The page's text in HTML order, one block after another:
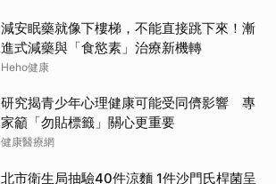
減安眠藥就像下樓梯，不能直接跳下來！漸
進式減藥與「食慾素」治療新機轉
Heho健康
研究揭青少年心理健康可能受同儕影響 專
家籲「勿貼標籤」關心更重要
健康醫療網
北市衛生局抽驗40件涼麵 1件沙門氏桿菌呈